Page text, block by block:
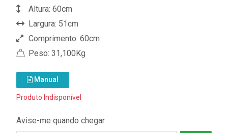
Altura: 60cm
Largura: 51cm
Comprimento: 60cm
Peso: 31,100Kg
Manual
Produto Indisponível
Avise-me quando chegar